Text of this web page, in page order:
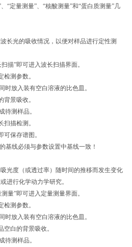
“定量测量”、“核酸测量”和“蛋白质测量”几
光的吸收情况，以便对样品进行定性测
”即可进入波长扫描界面。
测参数。
放入装有空白溶液的比色皿。
景吸收。
测样品。
描检测。
保存谱图。
线必须与参数设置中基线一致！
度（或透过率）随时间的推移而发生变化
进行化学动力学研究。
”即可进入定量测量界面。
测参数。
放入装有空白溶液的比色皿。
白的背景吸收。
测样品。